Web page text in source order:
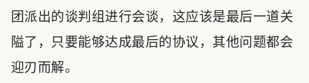
团派出的谈判组进行会谈，这应该是最后一道关
隘了，只要能够达成最后的协议，其他问题都会
迎刃而解。